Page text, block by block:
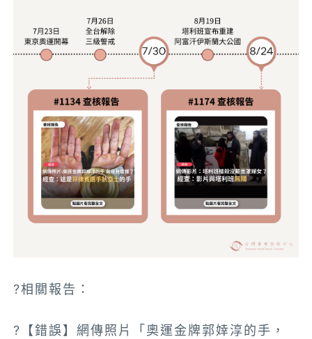
?相關報告：
?【錯誤】網傳照片「奧運金牌郭婞淳的手，